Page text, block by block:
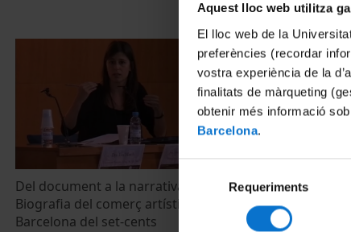
Aquest lloc web utilitza
El lloc web de la
preferències (recordar
vostra experiència de la
finalitats de màrqueting
obtenir més informació
Barcelona.
Selecció
de
consentiment
Requeriments
7 maig, 2015
Del document a la narrativa social.
Biografia del comerç artístic a la
Barcelona del set-cents
intelectual